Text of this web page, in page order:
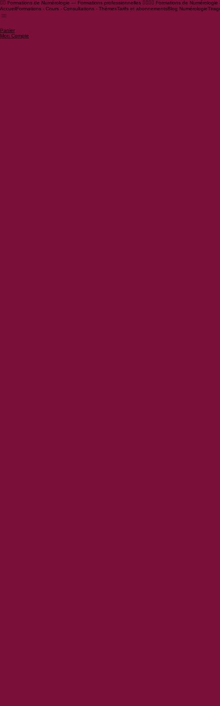
🧙‍♂️ Formations de Numérologie — Formations professionnelles 🧙‍♀️
AccueilFormations - Cours - Consultations - ThèmesTarifs et abonnementsBlog Numérologie
Panier
Mon Compte